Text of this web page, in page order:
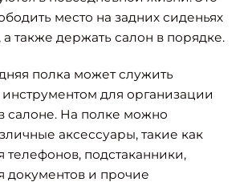
место на задних сиденьях
а также держать салон в порядке.
полка может служить
для организации
салоне. На полке можно
аксессуары, такие как
телефонов, подстаканники,
документов и прочие